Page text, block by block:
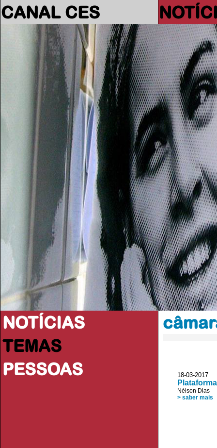
CANAL CES
NOTÍCIAS
TEMAS
PESSOAS
18-03-2017
Nélson Dias
> saber mais